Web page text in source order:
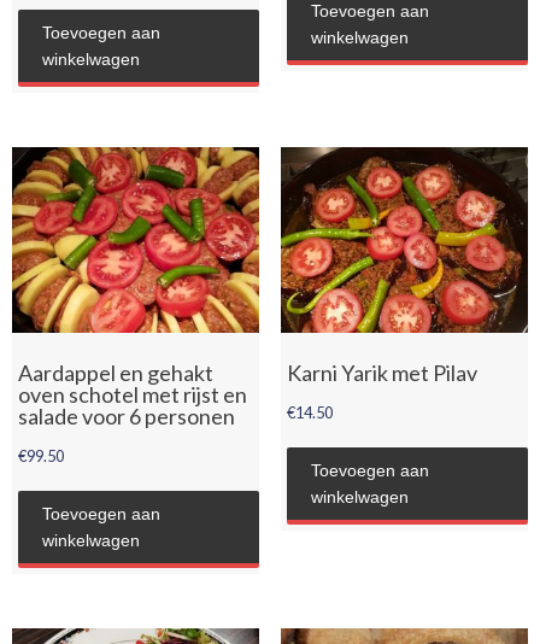
Toevoegen aan
winkelwagen
Toevoegen aan
winkelwagen
Aardappel en gehakt
oven schotel met rijst en
salade voor 6 personen
€99.50
Toevoegen aan
winkelwagen
Karni Yarik met Pilav
€14.50
Toevoegen aan
winkelwagen